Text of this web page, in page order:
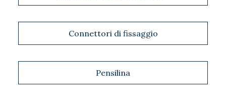
Connettori di fissaggio
Pensilina